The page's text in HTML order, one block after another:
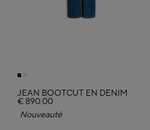
JEAN BOOTCUT EN DENIM
€ 890.00
Nouveauté